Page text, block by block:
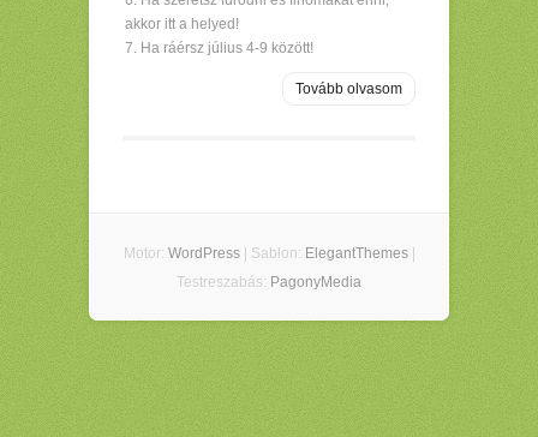
akkor itt a helyed!
Ha ráérsz július 4-9 között!
Tovább olvasom
Motor: WordPress| Sablon: ElegantThemes|
Testreszabás: PagonyMedia